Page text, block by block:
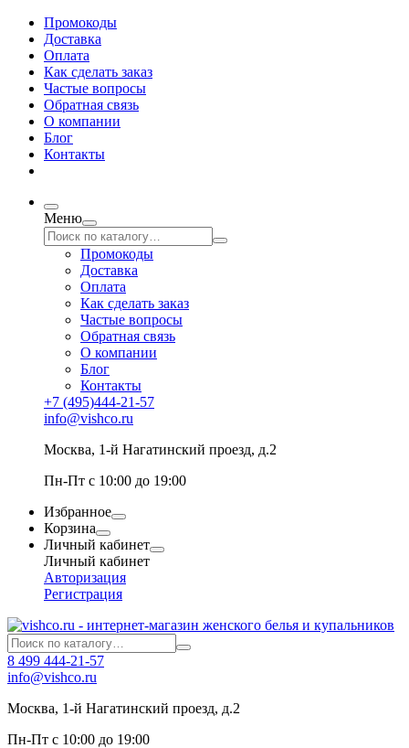
Промокоды
Доставка
Оплата
Как сделать заказ
Частые вопросы
Обратная связь
О компании
Блог
Контакты
Меню
Промокоды
Доставка
Оплата
Как сделать заказ
Частые вопросы
Обратная связь
О компании
Блог
Контакты
+7 (495)444-21-57
info@vishco.ru
Москва, 1-й Нагатинский проезд, д.2
Пн-Пт с 10:00 до 19:00
Избранное
Корзина
Личный кабинет
Личный кабинет
Авторизация
Регистрация
8 499 444-21-57
info@vishco.ru
Москва, 1-й Нагатинский проезд, д.2
Пн-Пт с 10:00 до 19:00